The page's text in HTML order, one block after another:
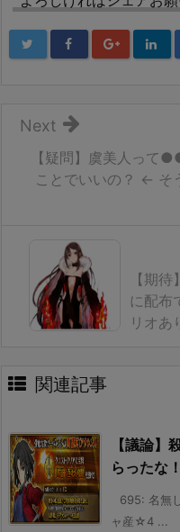
【疑問】虞美人って
ことでいいの？ ← そ
Next
【期
に配布
リオあ
関連記事
【議論】
らったな
695: 名無
ャ産☆4 ...